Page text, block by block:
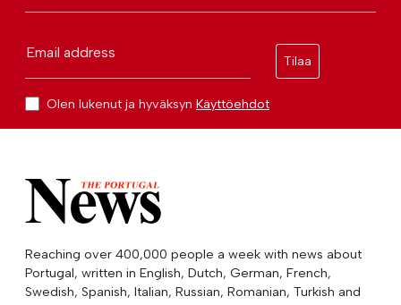
Email address
Tilaa
Olen lukenut ja hyväksyn Käyttöehdot
Reaching over 400,000 people a week with news about
Portugal, written in English, Dutch, German, French,
Swedish, Spanish, Italian, Russian, Romanian, Turkish and